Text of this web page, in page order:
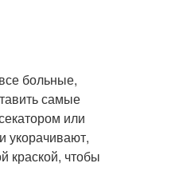
больные,
самые
или
укорачивают,
краской, чтобы